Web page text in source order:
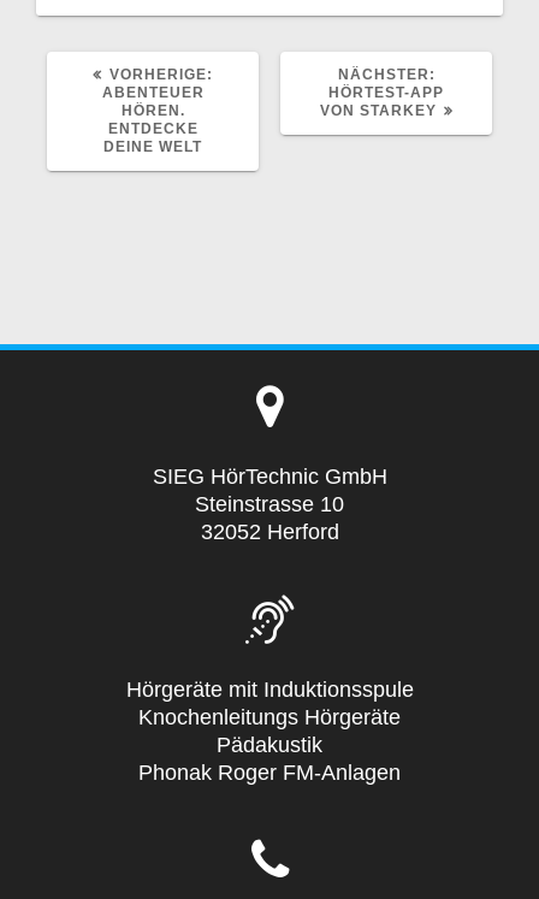
VORHERIGE:
ABENTEUER
HÖREN.
ENTDECKE
DEINE WELT
NÄCHSTER:
BEITRAG:
HÖRTEST-APP
VON STARKEY
SIEG HörTechnic GmbH
Steinstrasse 10
32052 Herford
Hörgeräte mit Induktionsspule
Knochenleitungs Hörgeräte
Pädakustik
Phonak Roger FM-Anlagen